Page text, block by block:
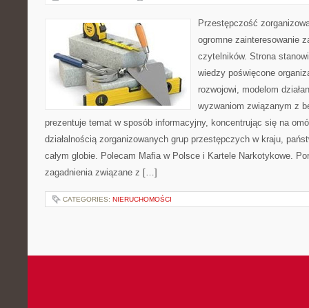
Przestępczość
ogromne zainteresowanie
czytelników. Strona
wiedzy poświęcone
rozwojowi, modelom
wyzwaniom związanym z
prezentuje temat w sposób informacyjny, koncentrując się na
działalnością zorganizowanych grup przestępczych w kraju,
całym globie. Polecam Mafia w Polsce i Kartele Narkotykowe.
zagadnienia związane z […]
CATEGORIES: NIERUCHOMOŚCI